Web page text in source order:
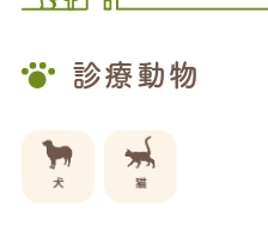
診療動物